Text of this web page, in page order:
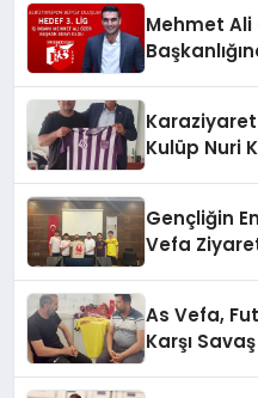
Mehmet
Karaziyaret
Kulüp Nuri
Gençliğin
Vefa
As Vefa,
Karşı